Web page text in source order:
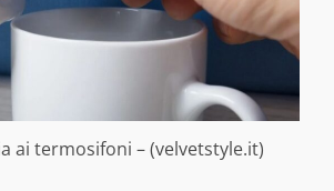
ai termosifoni – (velvetstyle.it)